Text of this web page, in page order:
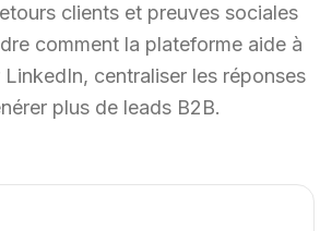
clients et preuves sociales
comment la plateforme aide à
centraliser les réponses
plus de leads B2B.